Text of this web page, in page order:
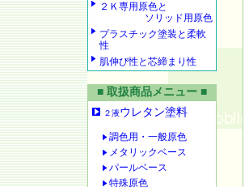
２Ｋ専用原色と
ソリッド用原色
プラスチック塗装と柔軟
性
肌伸び性と芯締まり性
■ 取扱商品メニュー ■
２液ウレタン塗料
調色用・一般原色
メタリックベース
パールベース
特殊原色